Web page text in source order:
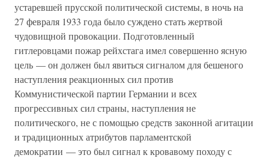
устаревшей прусской политической системы, в ночь на
27 февраля 1933 года было суждено стать жертвой
чудовищной провокации. Подготовленный
гитлеровцами пожар рейхстага имел совершенно ясную
цель — он должен был явиться сигналом для бешеного
наступления реакционных сил против
Коммунистической партии Германии и всех
прогрессивных сил страны, наступления не
политического, не с помощью средств законной агитации
и традиционных атрибутов парламентской
демократии — это был сигнал к кровавому походу с